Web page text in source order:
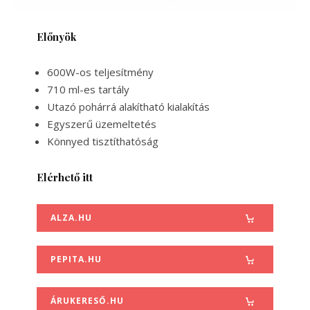
Előnyök
600W-os teljesítmény
710 ml-es tartály
Utazó pohárrá alakítható kialakítás
Egyszerű üzemeltetés
Könnyed tisztíthatóság
Elérhető itt
ALZA.HU
PEPITA.HU
ÁRUKERESŐ.HU